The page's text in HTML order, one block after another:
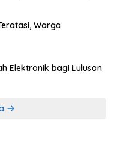
Warga
Elektronik bagi Lulusan